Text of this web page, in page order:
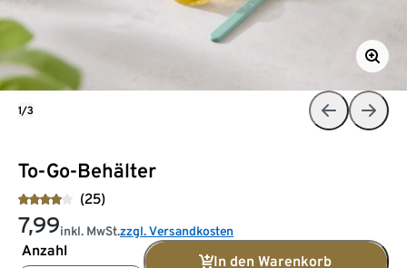
To-Go-Behälter
(25)
7,99inkl. MwSt.zzgl. Versandkosten
Anzahl
In den Warenkorb
1/3